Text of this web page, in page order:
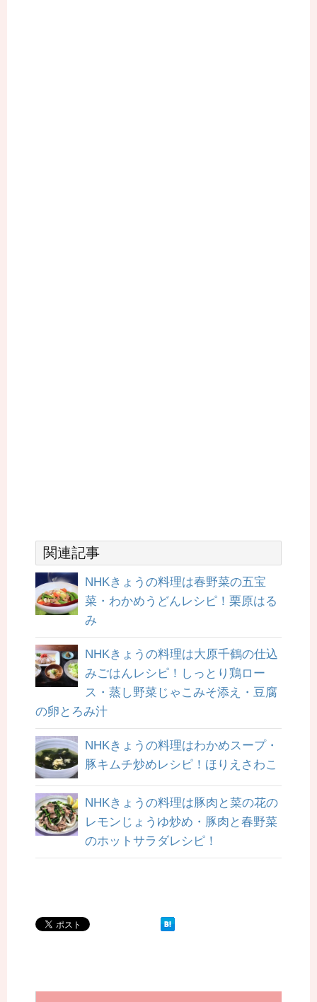
関連記事
NHKきょうの料理は春野菜の五宝
菜・わかめうどんレシピ！栗原はる
み
NHKきょうの料理は大原千鶴の仕込
みごはんレシピ！しっとり鶏ロー
ス・蒸し野菜じゃこみそ添え・豆腐
の卵とろみ汁
NHKきょうの料理はわかめスープ・
豚キムチ炒めレシピ！ほりえさわこ
NHKきょうの料理は豚肉と菜の花の
レモンじょうゆ炒め・豚肉と春野菜
のホットサラダレシピ！